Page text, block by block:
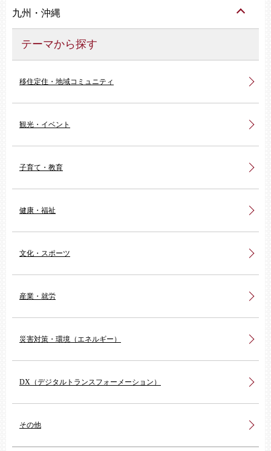
九州・沖縄
テーマから探す
移住定住・地域コミュニティ
観光・イベント
子育て・教育
健康・福祉
文化・スポーツ
産業・就労
災害対策・環境（エネルギー）
DX（デジタルトランスフォーメーション）
その他